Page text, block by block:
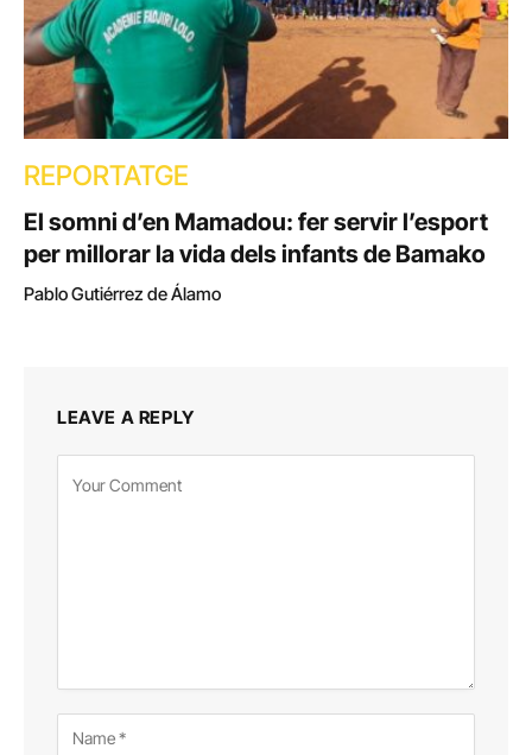
REPORTATGE
El somni d’en Mamadou: fer servir l’esport
per millorar la vida dels infants de Bamako
Pablo Gutiérrez de Álamo
LEAVE A REPLY